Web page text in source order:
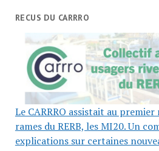
RECUS DU CARRRO
Le CARRRO assistait au
rames du RERB, les MI20. Un
explications sur certaines